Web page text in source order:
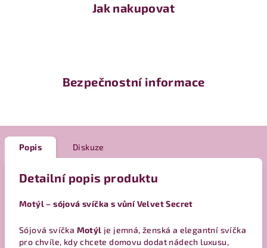
Jak nakupovat
Bezpečnostní informace
Popis Diskuze
Detailní popis produktu
Motýl – sójová svíčka s vůní Velvet Secret
Sójová svíčka Motýl je jemná, ženská a elegantní svíčka
pro chvíle, kdy chcete domovu dodat nádech luxusu,